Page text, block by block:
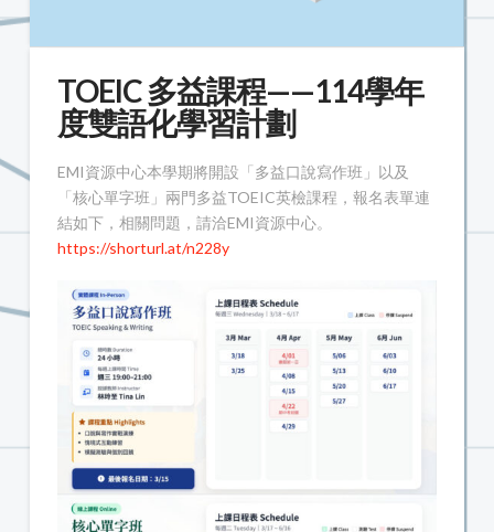
TOEIC 多益課程——114學年
度雙語化學習計劃
EMI資源中心本學期將開設「多益口說寫作班」以及
「核心單字班」兩門多益TOEIC英檢課程，報名表單連
結如下，相關問題，請洽EMI資源中心。
https://shorturl.at/n228y